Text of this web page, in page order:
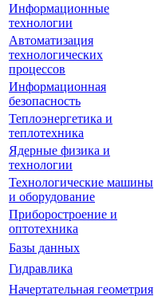
Информационные
технологии
Автоматизация
технологических
процессов
Информационная
безопасность
Теплоэнергетика и
теплотехника
Ядерные физика и
технологии
Технологические машины
и оборудование
Приборостроение и
оптотехника
Базы данных
Гидравлика
Начертательная геометрия